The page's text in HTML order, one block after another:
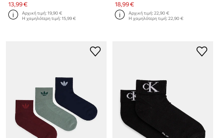
13,99 €
Αρχική τιμή:19,90 €
Η χαμηλότερη τιμή:15,99 €
18,99 €
Αρχική τιμή:22,90 €
Η χαμηλότερη τιμή:22,90 €